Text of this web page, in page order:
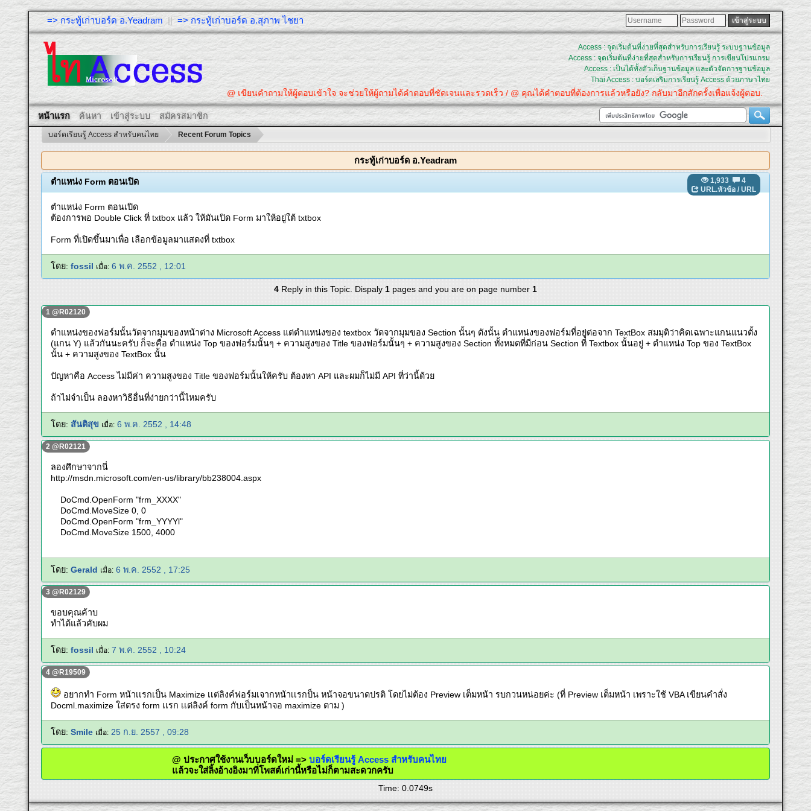
=> กระทู้เก่าบอร์ด อ.Yeadram ||=> กระทู้เก่าบอร์ด อ.สุภาพ ไชยา
Access : จุดเริ่มต้นที่ง่ายที่สุดสำหรับการเรียนรู้ ระบบฐานข้อมูล
Access : จุดเริ่มต้นที่ง่ายที่สุดสำหรับการเรียนรู้ การเขียนโปรแกรม
Access : เป็นได้ทั้งตัวเก็บฐานข้อมูล และตัวจัดการฐานข้อมูล
Thai Access : บอร์ดเสริมการเรียนรู้ Access ด้วยภาษาไทย
@ เขียนคำถามให้ผู้ตอบเข้าใจ จะช่วยให้ผู้ถามได้คำตอบที่ชัดเจนและรวดเร็ว / @ คุณได้คำตอบที่ต้องการแล้วหรือยัง? กลับมาอีกสักครั้งเพื่อแจ้งผู้ตอบ.
หน้าแรก ค้นหา เข้าสู่ระบบ สมัครสมาชิก
บอร์ดเรียนรู้ Access สำหรับคนไทย Recent Forum Topics
กระทู้เก่าบอร์ด อ.Yeadram
1,933
4
URL.หัวข้อ/ URL
ตำแหน่ง Form ตอนเปิด
ตำแหน่ง Form ตอนเปิด
ต้องการพอ Double Click ที่ txtbox แล้ว ให้มันเปิด Form มาให้อยู่ใต้ txtbox
Form ที่เปิดขึ้นมาเพื่อ เลือกข้อมูลมาแสดงที่ txtbox
โดย: fossil เมื่อ: 6 พ.ค. 2552 , 12:01
4 Reply in this Topic. Dispaly 1 pages and you are on page number 1
1 @R02120
ตำแหน่งของฟอร์มนั้นวัดจากมุมของหน้าต่าง Microsoft Access แต่ตำแหน่งของ textbox วัดจากมุมของ Section นั้นๆ ดังนั้น ตำแหน่งของฟอร์มที่อยู่ต่อจาก TextBox สมมุติว่าคิดเฉพาะแกนแนวตั้ง
(แกน Y) แล้วกันนะครับ ก็จะคือ ตำแหน่ง Top ของฟอร์มนั้นๆ + ความสูงของ Title ของฟอร์มนั้นๆ + ความสูงของ Section ทั้งหมดที่มีก่อน Section ที่ Textbox นั้นอยู่ + ตำแหน่ง Top ของ TextBox
นั้น + ความสูงของ TextBox นั้น
ปัญหาคือ Access ไม่มีค่า ความสูงของ Title ของฟอร์มนั้นให้ครับ ต้องหา API และผมก็ไม่มี API ที่ว่านี้ด้วย
ถ้าไม่จำเป็น ลองหาวิธีอื่นที่ง่ายกว่านี้ไหมครับ
โดย: สันติสุข เมื่อ: 6 พ.ค. 2552 , 14:48
2 @R02121
ลองศึกษาจากนี่
http://msdn.microsoft.com/en-us/library/bb238004.aspx
DoCmd.OpenForm "frm_XXXX"
DoCmd.MoveSize 0, 0
DoCmd.OpenForm "frm_YYYYl"
DoCmd.MoveSize 1500, 4000
โดย: Gerald เมื่อ: 6 พ.ค. 2552 , 17:25
3 @R02129
ขอบคุณค้าบ
ทำได้แล้วคับผม
โดย: fossil เมื่อ: 7 พ.ค. 2552 , 10:24
4 @R19509
อยากทำ Form หน้าเเรกเป็น Maximize เเต่ลิงค์ฟอร์มเจากหน้าเเรกป็น หน้าจอขนาดปรติ โดยไม่ต้อง Preview เต็มหน้า รบกวนหน่อยค่ะ (ที่ Preview เต็มหน้า เพราะใช้ VBA เขียนคำสั่ง
Docml.maximize ใส่ตรง form เเรก เเต่ลิงค์ form กับเป็นหน้าจอ maximize ตาม )
โดย: Smile เมื่อ: 25 ก.ย. 2557 , 09:28
@ ประกาศใช้งานเว็บบอร์ดใหม่ =>บอร์ดเรียนรู้ Access สำหรับคนไทย
แล้วจะใส่ลิ้งอ้างอิงมาที่โพสต์เก่านี้หรือไม่ก็ตามสะดวกครับ
Time: 0.0749s